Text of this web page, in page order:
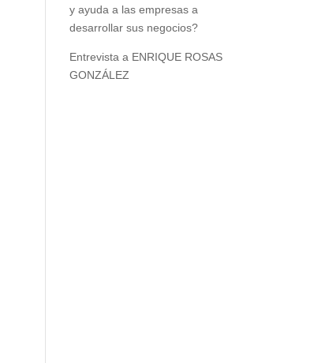
y ayuda a las empresas a
desarrollar sus negocios?
Entrevista a ENRIQUE ROSAS
GONZÁLEZ